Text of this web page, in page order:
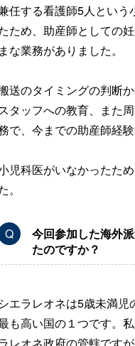
任する看護師5人という
ため、助産師としての
まな業務がありました。
送のタイミングの判断
タッフへの教育、また
で、今までの助産師経
児科医がいなかったた
。
Q
今回参加した海外
たのですか？
シエラレオネは5歳未満
も高い国の１つです。